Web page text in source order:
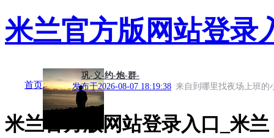
米兰官方版网站登录
首页
巩-义-约-炮-群-
发布于2026-08-07 18:19:38 来自到哪里找夜场上班的
米兰官方版网站登录入口_米